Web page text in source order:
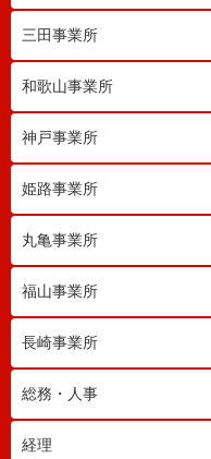
三田事業所
和歌山事業所
神戸事業所
姫路事業所
丸亀事業所
福山事業所
長崎事業所
総務・人事
経理